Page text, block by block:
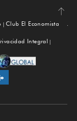
Subir
Club El Economista
Integral